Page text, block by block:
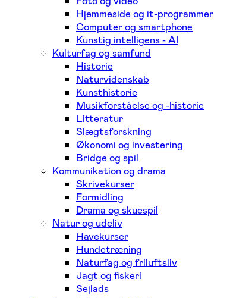
Hjemmeside og it-programmer
Computer og smartphone
Kunstig intelligens - AI
Kulturfag og samfund
Historie
Naturvidenskab
Kunsthistorie
Musikforståelse og -historie
Litteratur
Slægtsforskning
Økonomi og investering
Bridge og spil
Kommunikation og drama
Skrivekurser
Formidling
Drama og skuespil
Natur og udeliv
Havekurser
Hundetræning
Naturfag og friluftsliv
Jagt og fiskeri
Sejlads